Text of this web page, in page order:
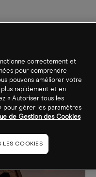
correctement et
pour comprendre
pouvons améliorer votre
rapidement et en
« Autoriser tous les
pour gérer les paramètres
de Gestion des Cookies
LES COOKIES